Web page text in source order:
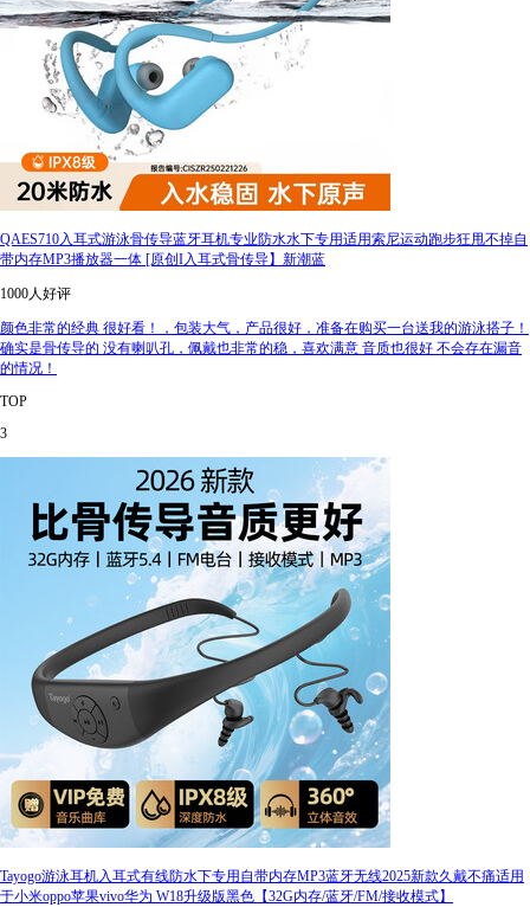
QAES710入耳式游泳骨传导蓝牙耳机专业防水水下专用适用索尼运动跑步狂甩不掉自
带内存MP3播放器一体 [原创I入耳式骨传导】新潮蓝
1000人好评
颜色非常的经典 很好看！，包装大气，产品很好，准备在购买一台送我的游泳搭子！
确实是骨传导的 没有喇叭孔，佩戴也非常的稳，喜欢满意 音质也很好 不会存在漏音
的情况！
TOP
3
Tayogo游泳耳机入耳式有线防水下专用自带内存MP3蓝牙无线2025新款久戴不痛适用
于小米oppo苹果vivo华为 W18升级版黑色【32G内存/蓝牙/FM/接收模式】